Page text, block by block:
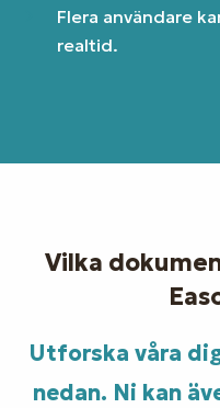
Flera användare
realtid.
Vilka
Utforska våra
nedan. Ni kan